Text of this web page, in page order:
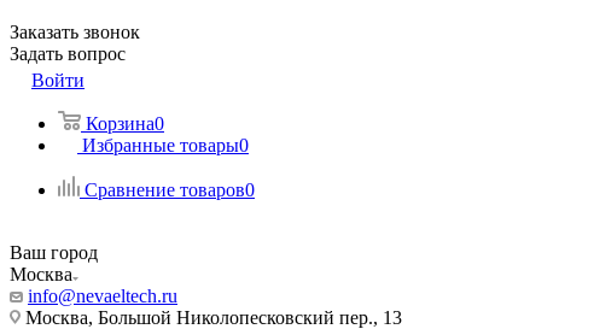
Заказать звонок
Задать вопрос
Войти
Корзина0
Избранные товары0
Сравнение товаров0
Ваш город
Москва
info@nevaeltech.ru
Москва, Большой Николопесковский пер., 13